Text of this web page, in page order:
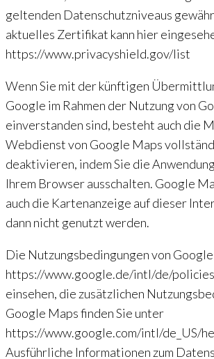
geltenden Datenschutzniveaus
aktuelles Zertifikat kann hier
https://www.privacyshield.gov/list
Wenn Sie mit der künftigen
Google im Rahmen der Nutzung von
einverstanden sind, besteht auch die
Webdienst von Google Maps
deaktivieren, indem Sie die
Ihrem Browser ausschalten. Google
auch die Kartenanzeige auf dieser
dann nicht genutzt werden.
Die Nutzungsbedingungen von
https://www.google.de/intl/de/
einsehen, die zusätzlichen
Google Maps finden Sie unter
https://www.google.com/intl/de_US/
Ausführliche Informationen zum